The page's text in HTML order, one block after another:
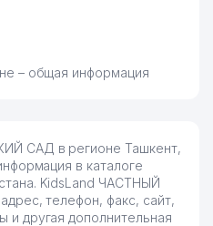
– общая информация
САД в регионе Ташкент,
в каталоге
KidsLand ЧАСТНЫЙ
телефон, факс, сайт,
и другая дополнительная